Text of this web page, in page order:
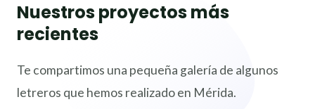
Nuestros proyectos más
recientes
Te compartimos una pequeña galería de algunos
letreros que hemos realizado en Mérida.